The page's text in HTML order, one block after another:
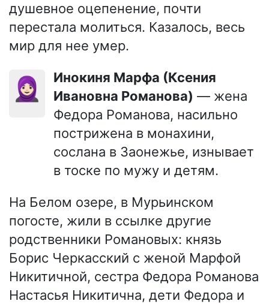
душевное оцепенение, почти
перестала молиться. Казалось, весь
мир для нее умер.
🧕🏻
Инокиня Марфа (Ксения
Ивановна Романова) — жена
Федора Романова, насильно
пострижена в монахини,
сослана в Заонежье, изнывает
в тоске по мужу и детям.
На Белом озере, в Мурьинском
погосте, жили в ссылке другие
родственники Романовых: князь
Борис Черкасский с женой Марфой
Никитичной, сестра Федора Романова
Настасья Никитична, дети Федора и